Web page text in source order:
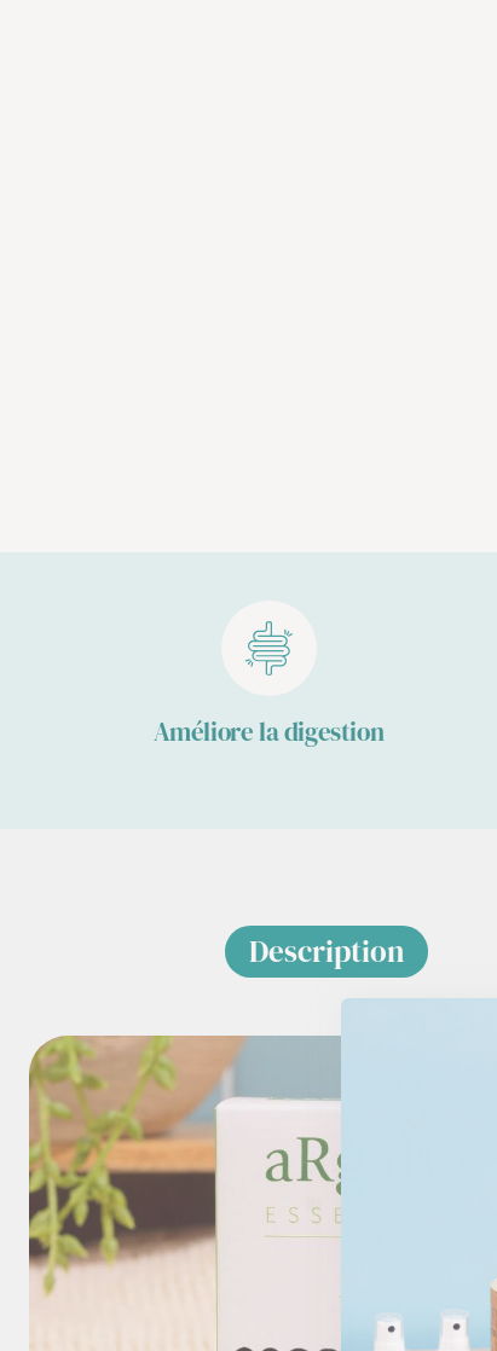
Améliore la digestion
Description